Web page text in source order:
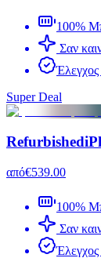
100%
Σαν
Super Deal
Refurbished
από€539.00
100%
Σαν